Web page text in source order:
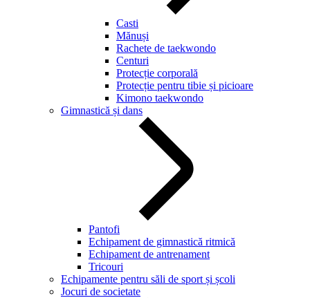
Casti
Mănuși
Rachete de taekwondo
Centuri
Protecție corporală
Protecție pentru tibie și picioare
Kimono taekwondo
Gimnastică și dans
Pantofi
Echipament de gimnastică ritmică
Echipament de antrenament
Tricouri
Echipamente pentru săli de sport și școli
Jocuri de societate